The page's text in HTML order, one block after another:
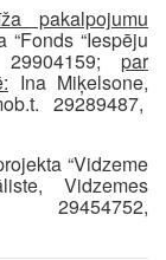
pakalpojumu
“Iespēju
par
Ina Miķelsone,
29289487,
“Vidzeme
Vidzemes